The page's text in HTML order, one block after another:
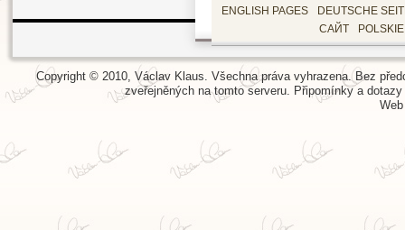
ENGLISH PAGES
DEUTSCHE
САЙТ
Copyright © 2010, Václav Klaus. Všechna práva vyhrazena. Bez
zveřejněných na tomto serveru. Připomínky a